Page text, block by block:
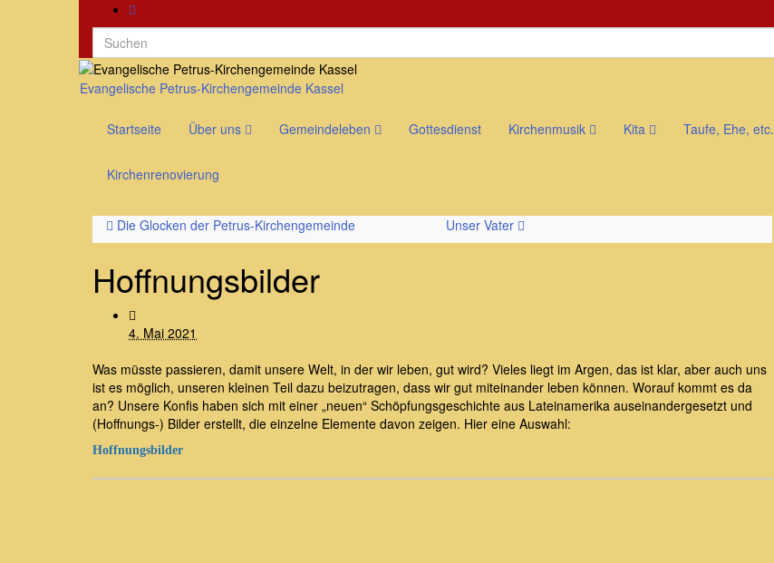
Search
for:
Evangelische Petrus-Kirchengemeinde Kassel
Startseite Über uns Gemeindeleben Gottesdienst Kirchenmusik Kita Taufe, Ehe, etc.
Kirchenrenovierung
Die Glocken der Petrus-Kirchengemeinde Unser Vater
Hoffnungsbilder
4. Mai 2021
Was müsste passieren, damit unsere Welt, in der wir leben, gut wird? Vieles liegt im Argen, das ist klar, aber auch uns
ist es möglich, unseren kleinen Teil dazu beizutragen, dass wir gut miteinander leben können. Worauf kommt es da
an? Unsere Konfis haben sich mit einer „neuen“ Schöpfungsgeschichte aus Lateinamerika auseinandergesetzt und
(Hoffnungs-) Bilder erstellt, die einzelne Elemente davon zeigen. Hier eine Auswahl:
Hoffnungsbilder